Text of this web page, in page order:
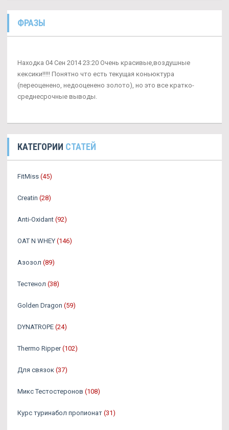
ФРАЗЫ
Находка 04 Сен 2014 23:20 Очень красивые,воздушные
кексики!!!!! Понятно что есть текущая коньюктура
(переоценено, недооценено золото), но это все кратко-
среднесрочные выводы.
КАТЕГОРИИ СТАТЕЙ
FitMiss (45)
Creatin (28)
Anti-Oxidant (92)
OAT N WHEY (146)
Азозол (89)
Тестенол (38)
Golden Dragon (59)
DYNATROPE (24)
Thermo Ripper (102)
Для связок (37)
Микс Тестостеронов (108)
Курс туринабол пропионат (31)